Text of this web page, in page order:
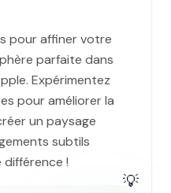
pour affiner votre
parfaite dans
Expérimentez
pour améliorer la
un paysage
subtils
!
💡